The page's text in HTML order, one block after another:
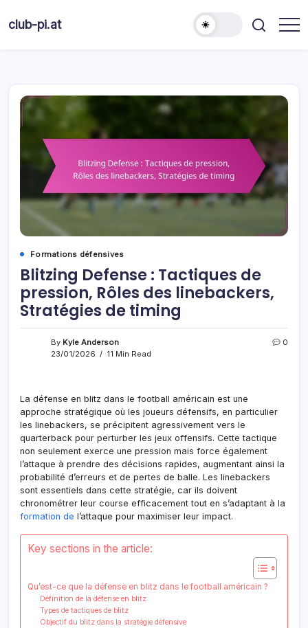
club-pi.at
Formations défensives
Blitzing Defense : Tactiques de
pression, Rôles des linebackers,
Stratégies de timing
By Kyle Anderson
23/01/2026
11 Min Read
0
La défense en blitz dans le football américain est une
approche stratégique où les joueurs défensifs, en particulier
les linebackers, se précipitent agressivement vers le
quarterback pour perturber les jeux offensifs. Cette tactique
non seulement exerce une pression mais force également
l’attaque à prendre des décisions rapides, augmentant ainsi la
probabilité d’erreurs et de pertes de balle. Les linebackers
sont essentiels dans cette stratégie, car ils doivent
chronométrer leur course efficacement tout en s’adaptant à la
formation de l’attaque pour maximiser leur impact.
Key sections in the article:
Qu’est-ce que la défense en blitz dans le football américain ?
Définition de la défense en blitz
Types de tactiques de blitz
Objectif du blitz dans la stratégie défensive